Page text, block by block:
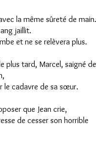
la même sûreté de main.
jaillit.
et ne se relèvera plus.
plus tard, Marcel, saigné de
le cadavre de sa sœur.
que Jean crie,
de cesser son horrible